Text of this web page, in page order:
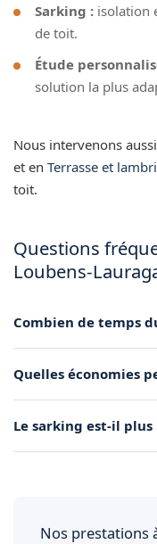
Sarking : isolation
de toit.
Étude
solution la plus
Nous intervenons
et en Terrasse et
toit.
Questions
Loubens-
Combien de temps
combles perdus. Plus
sarking.
Quelles économies
impact direct sur la
Le sarking est-il
Nos prestations